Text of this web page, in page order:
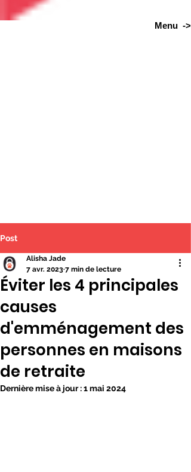
Menu ->
Post
Éviter les 4 principales
causes
d'emménagement des
personnes en maisons
de retraite
Alisha Jade
7 avr. 2023 7 min de lecture
Dernière mise à jour :1 mai 2024